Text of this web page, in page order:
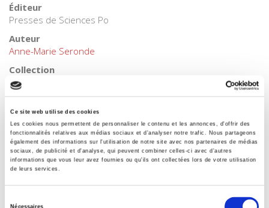
Ce site web utilise des cookies
Les cookies nous permettent de personnaliser le contenu et les annonces, d'offrir des
fonctionnalités relatives aux médias sociaux et d'analyser notre trafic. Nous partageons
également des informations sur l'utilisation de notre site avec nos partenaires de médias
sociaux, de publicité et d'analyse, qui peuvent combiner celles-ci avec d'autres
informations que vous leur avez fournies ou qu'ils ont collectées lors de votre utilisation
de leurs services.
Nécessaires
Éditeur
Presses de Sciences Po
Auteur
Anne-Marie Seronde
Collection
Académique
Langue
français
Mots clés
Italie
Catégorie (éditeur)